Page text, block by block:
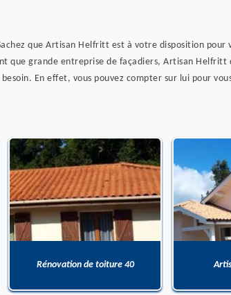
que Artisan Helfritt est à votre disposition
que grande entreprise de façadiers, Artisan
En effet, vous pouvez compter sur lui pour
Rénovation de toiture 40